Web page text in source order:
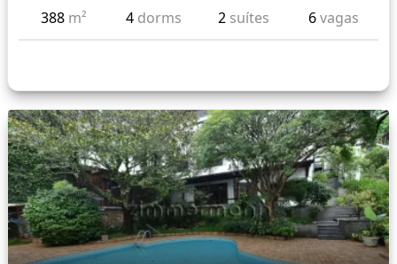
388 m² 4 dorms 2 suítes 6vagas